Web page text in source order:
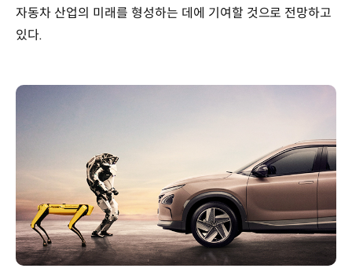
자동차 산업의 미래를 형성하는 데에 기여할 것으로 전망하고
있다.